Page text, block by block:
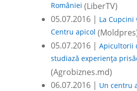
României (LiberTV)
05.07.2016 | La Cupcini
Centru apicol
05.07.2016 | Apicultorii
studiază experiența
(Agrobiznes.md)
06.07.2016 | Un centru